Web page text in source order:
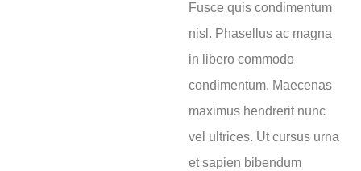
Fusce quis condimentum
nisl. Phasellus ac magna
in libero commodo
condimentum. Maecenas
maximus hendrerit nunc
vel ultrices. Ut cursus urna
et sapien bibendum